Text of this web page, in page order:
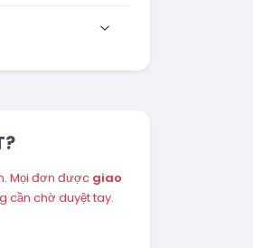
Mọi đơn được giao
cần chờ duyệt tay.